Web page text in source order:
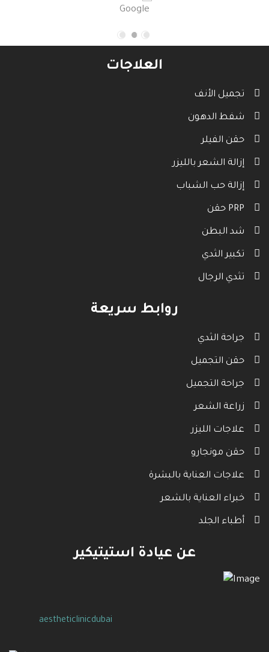
العلاجات
تجميل الأنف
شفط الدهون
حقن الفيلر
إزالة الشعر بالليزر
إزالة حب الشباب
حقن PRP
شد البطن
تكبير الثدي
تثدي الرجال
روابط سريعة
جراحة الثدي
حقن التجميل
جراحة التجميل
زراعة الشعر
علاجات الليزر
حقن مونجارو
علاجات العناية بالبشرة
خبراء العناية بالشعر
أطباء الجلد
عن عيادة استيتيكير
aestheticlinicdubai